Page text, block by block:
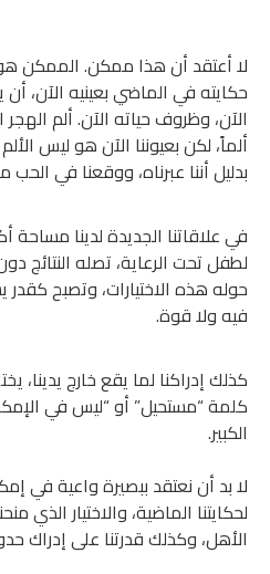
لا أعتقد أن هذا ممكن. الممكن
حكايته في الماضي بعينيه الآن،
الآن، وظروف حياته الآن. ألم
ألماً، لكن بعيوننا الآن هو ليس
بدليل أننا عبرناه، ووقعنا في
في علاقاتنا الجديدة لدينا مساحة
لطفل تحت الرعاية، تصله النتائج
حوله هذه الاختيارات، وتصبح
فيه ولا قوة.
كذلك إدراكنا لما يقع خارج
كلمة “مستحيل” أو “ليس في
الكبير.
لا بد أن نعتقد ببصيرة واعية في
لحكايتنا الماضية، والاختيار الذي
الأهل، وكذلك قدرتنا على إدراك